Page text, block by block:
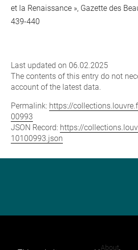
et la Renaissance », Gazette des
439-440
Last updated on 06.02.2025
The contents of this entry do not
account of the latest data.
Permalink: https://
00993
JSON Record: https://
10100993.json
About